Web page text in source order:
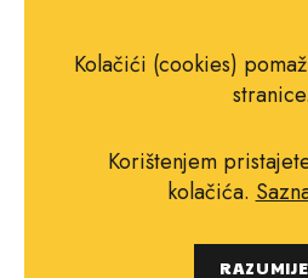
Uvjeti korištenja
Copyright © 2010.-2021.
Kolačići (cookies)
stranice.
Korištenjem
kolačića.